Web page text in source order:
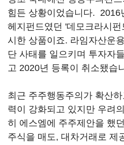
힘든 상황이었습니다. 2016
헤지펀드였던 '데모크라시
시한 상품이죠. 라임자산운
단 사태를 일으키며 투자자
고 2020년 등록이 취소됐습
최근 주주행동주의가 확산
력이 강화되고 있지만 우려
히 에스엠에 주주제안을 했
주식을 매도, 대차거래로 제